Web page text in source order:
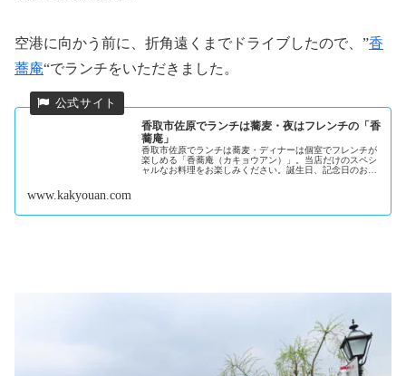
空港に向かう前に、折角遠くまでドライブしたので、”香
蕎庵“でランチをいただきました。
香取市佐原でランチは蕎麦・夜はフレンチの「香
蕎庵」
香取市佐原でランチは蕎麦・ディナーは個室でフレンチが
楽しめる「香蕎庵（カキョウアン）」。当店だけのスペシ
ャルなお料理をお楽しみください。誕生日、記念日のお祝
www.kakyouan.com